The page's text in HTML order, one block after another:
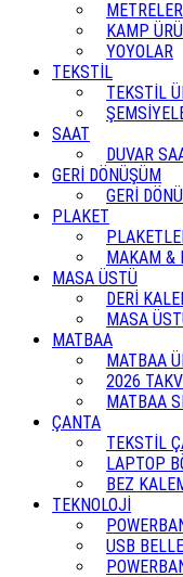
METRELER
KAMP
YOYOLAR
TEKSTİL
TEKSTİL
SAAT
DUVAR
GERİ DÖNÜŞÜM
GERİ
PLAKET
MAKAM &
MASA ÜSTÜ
DERİ
MASA
MATBAA
MATBAA
2026
MATBAA
ÇANTA
TEKSTİL
LAPTOP
BEZ
TEKNOLOJİ
USB